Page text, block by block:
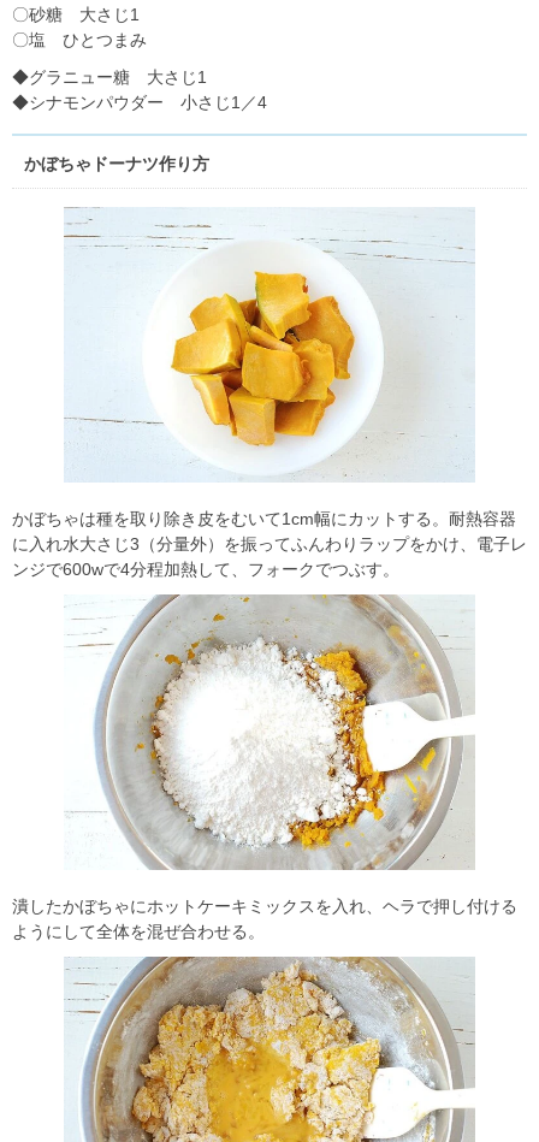
〇砂糖 大さじ1
〇塩 ひとつまみ
◆グラニュー糖 大さじ1
◆シナモンパウダー 小さじ1／4
かぼちゃドーナツ作り方
かぼちゃは種を取り除き皮をむいて1cm幅にカットする。耐熱容器
に入れ水大さじ3（分量外）を振ってふんわりラップをかけ、電子レ
ンジで600wで4分程加熱して、フォークでつぶす。
潰したかぼちゃにホットケーキミックスを入れ、ヘラで押し付ける
ようにして全体を混ぜ合わせる。